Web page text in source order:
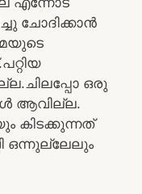
ചോദിക്കാൻ
ഒരു
ആവില്ല.
കിടക്കുന്നത്
ഒന്നുല്ലേലും